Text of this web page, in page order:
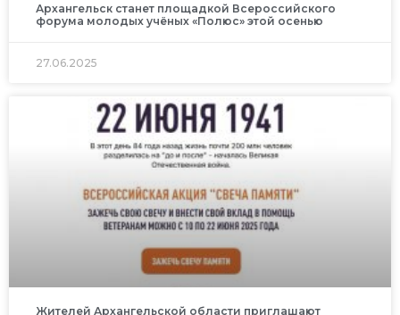
Архангельск станет площадкой Всероссийского
форума молодых учёных «Полюс» этой осенью
27.06.2025
Жителей Архангельской области приглашают